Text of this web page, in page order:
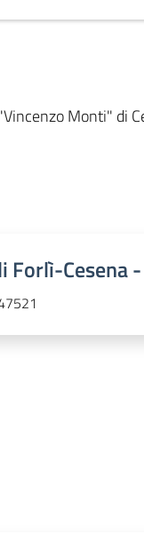
Monti" di
Cesena